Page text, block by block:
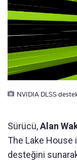
NVIDIA DLSS
Sürücü,Alan
The Lake House
desteğini